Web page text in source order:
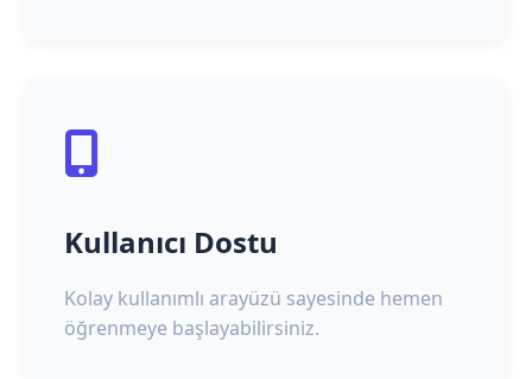
Kullanıcı Dostu
Kolay kullanımlı arayüzü sayesinde hemen
öğrenmeye başlayabilirsiniz.